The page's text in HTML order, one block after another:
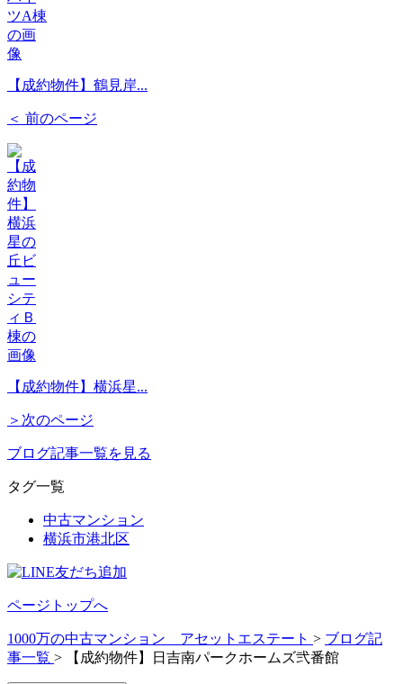
【成約物件】鶴見岸...
＜ 前のページ
【成約物件】横浜星...
＞次のページ
ブログ記事一覧を見る
タグ一覧
中古マンション
横浜市港北区
ページトップへ
1000万の中古マンション アセットエステート > ブログ記
事一覧 > 【成約物件】日吉南パークホームズ弐番館